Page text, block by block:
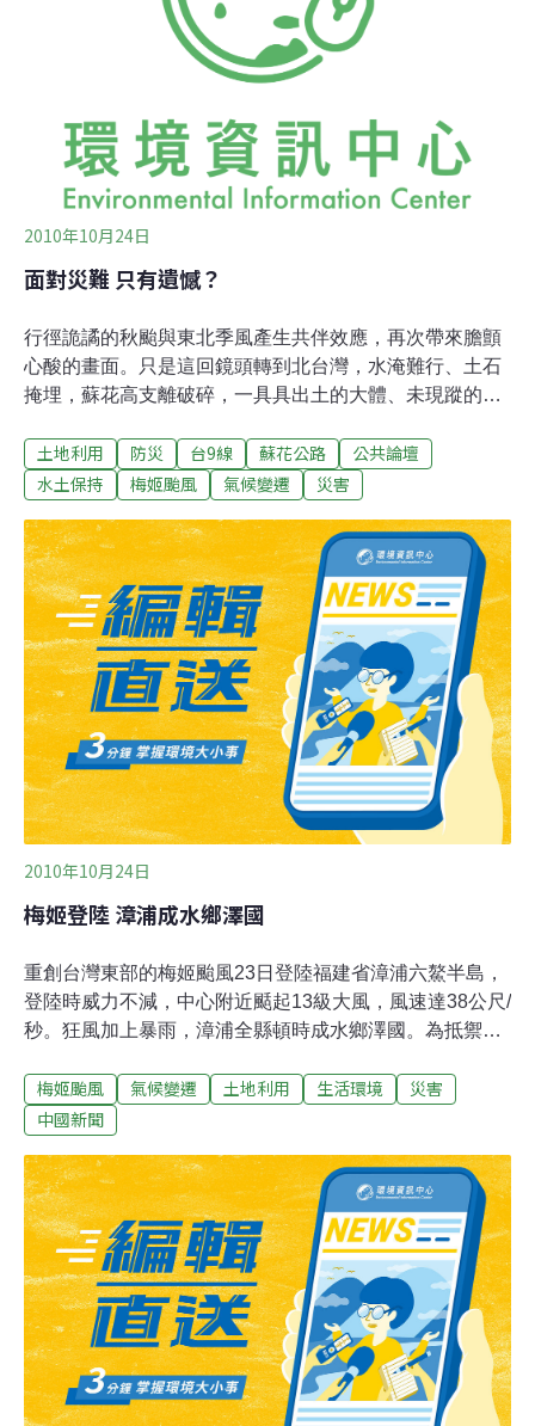
雨，造成恆春鎮龍泉路的龍潭橋路面淤泥深約2、30公
分，至23日傍晚仍封橋；霧台鄉的霧佳便橋22日下午2點
多遭大雨沖毀，修復時間未定。
2010年10月24日
面對災難 只有遺憾？
行徑詭譎的秋颱與東北季風產生共伴效應，再次帶來膽顫
心酸的畫面。只是這回鏡頭轉到北台灣，水淹難行、土石
掩埋，蘇花高支離破碎，一具具出土的大體、未現蹤的失
氣候下您我都可能是下場災患的主角。每回天災都說是教
訓、罹難者是教化大家的菩薩，問題是台灣到底學到什
了什麼？而當應變失靈，中央與地方責任攤派的論戰成輪
番上演的肥皂劇時，人民還能期待什麼？事實上，建立安
全環境、讓人民遠離災患，沒那麼複雜與艱難，關鍵在於
決心與執行力！921之後，大家瞭解到防救災須提高層
級，伴隨近年不斷的災後檢討，輿論普遍浮現需建立類似
美國ＦＥＭＡ的防救災總署的聲音。然而觀諸立院第五會
期末執政當局力推通過的《災防法》內涵，以及政府組織
再造中的災防署，實有違各界期待，亦難滿足可預見的防
救災需求！或為顯示當局的重視，行政院災防辦早在今
土地利用 防災 台9線 蘇花公路
公共論壇
水土保持
梅姬颱風 氣候變遷 災害
2010年10月24日
梅姬登陸 漳浦成水鄉澤國
重創台灣東部的梅姬颱風23日登陸福建省漳浦六鰲半島，
登陸時威力不減，中心附近颳起13級大風，風速達38公尺/
秒。狂風加上暴雨，漳浦全縣頓時成水鄉澤國。為抵禦自
計轉移27萬2300人。針對福建省颱風災情，中國國家減災
委、民政部於23日14時緊急啟動國家四級救災應急響應，
汛辦23日通報，從颱風登陸後到當天午夜前，福建沿海陣
風10至12級，颱風經過的陸地區域風力8至9級；漳州、廈
門、泉州未來12小時降雨量將達到100公釐，局部可能出
現強降雨。正在福建視察工作的中共中央政治局常委、中
央政法委書記周永康要求全省各級領導幹部務必把人民群
眾生命安全放在第一位，全力落實各項防範措施，確保萬
無一失。
梅姬颱風 氣候變遷 土地利用 生活環境
災害
中國新聞